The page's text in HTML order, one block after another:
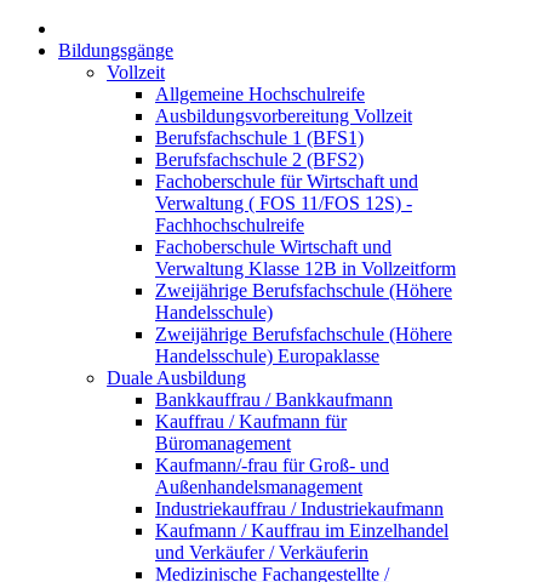
Bildungsgänge
Vollzeit
Allgemeine Hochschulreife
Ausbildungsvorbereitung Vollzeit
Berufsfachschule 1 (BFS1)
Berufsfachschule 2 (BFS2)
Fachoberschule für Wirtschaft und
Verwaltung ( FOS 11/FOS 12S) -
Fachhochschulreife
Fachoberschule Wirtschaft und
Verwaltung Klasse 12B in Vollzeitform
Zweijährige Berufsfachschule (Höhere
Handelsschule)
Zweijährige Berufsfachschule (Höhere
Handelsschule) Europaklasse
Duale Ausbildung
Bankkauffrau / Bankkaufmann
Kauffrau / Kaufmann für
Büromanagement
Kaufmann/-frau für Groß- und
Außenhandelsmanagement
Industriekauffrau / Industriekaufmann
Kaufmann / Kauffrau im Einzelhandel
und Verkäufer / Verkäuferin
Medizinische Fachangestellte /